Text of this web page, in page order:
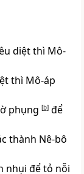
diệt thì Mô-
thì Mô-áp
phụng [b]để
thành Nê-bô
nhụi để tỏ nỗi